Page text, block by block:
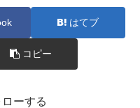
はてブ
コピー
ーする